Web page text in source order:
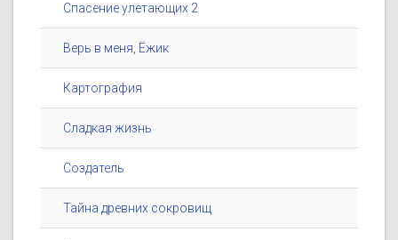
Спасение улетающих 2
Верь в меня, Ёжик
Картография
Сладкая жизнь
Создатель
Тайна древних сокровищ